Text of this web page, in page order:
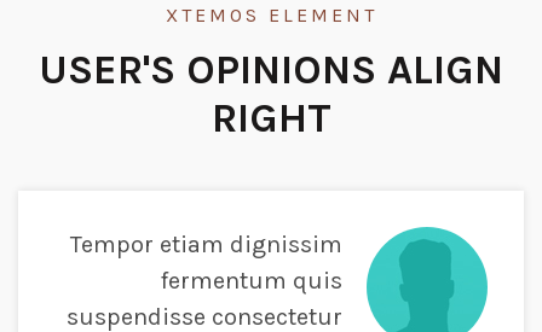
XTEMOS ELEMENT
USER'S OPINIONS ALIGN
RIGHT
Tempor etiam dignissim
fermentum quis
suspendisse consectetur